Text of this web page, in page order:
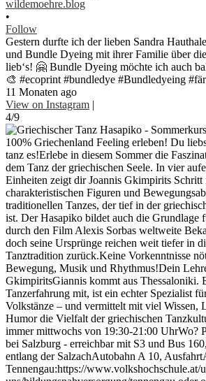
wildemoehre.blog
•
Follow
Gestern durfte ich der lieben Sandra
und Bundle Dyeing mit ihrer Familie über
lieb‘s! 🤗 Bundle Dyeing möchte ich auch
🎨 #ecoprint #bundledye #Bundledyeing
11 Monaten ago
View on Instagram |
4/9